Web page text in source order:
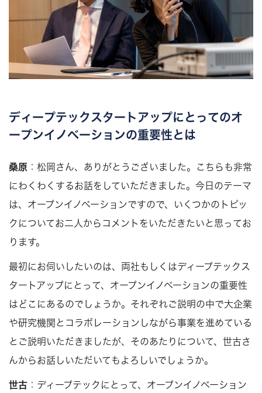
ディープテックスタートアップにとってのオ
ープンイノベーションの重要性とは
桑原 ：松岡さん、ありがとうございました。こちらも非常
にわくわくするお話をしていただきました。今日のテーマ
は、オープンイノベーションですので、いくつかのトピッ
クについてお二人からコメントをいただきたいと思ってお
ります。
最初にお伺いしたいのは、両社もしくはディープテックス
タートアップにとって、オープンイノベーションの重要性
はどこにあるのでしょうか。それぞれご説明の中で大企業
や研究機関とコラボレーションしながら事業を進めている
とご説明いただきましたが、そのあたりについて、世古さ
んからお話しいただいてもよろしいでしょうか。
世古 ：ディープテックにとって、オープンイノベーション